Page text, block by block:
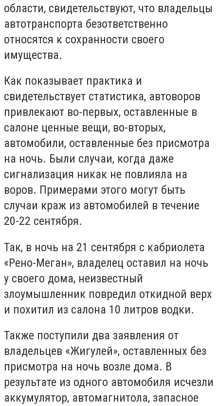
области, свидетельствуют, что владельцы
автотранспорта безответственно
относятся к сохранности своего
имущества.
Как показывает практика и
свидетельствует статистика, автоворов
привлекают во-первых, оставленные в
салоне ценные вещи, во-вторых,
автомобили, оставленные без присмотра
на ночь. Были случаи, когда даже
сигнализация никак не повлияла на
воров. Примерами этого могут быть
случаи краж из автомобилей в течение
20-22 сентября.
Так, в ночь на 21 сентября с кабриолета
«Рено-Меган», владелец оставил на ночь
у своего дома, неизвестный
злоумышленник повредил откидной верх
и похитил из салона 10 литров водки.
Также поступили два заявления от
владельцев «Жигулей», оставленных без
присмотра на ночь возле дома. В
результате из одного автомобиля исчезли
аккумулятор, автомагнитола, запасное